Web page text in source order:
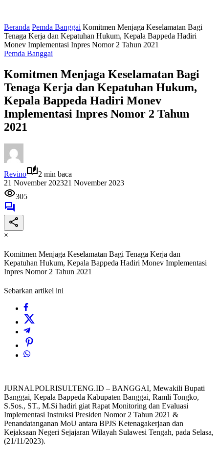
Beranda Pemda Banggai Komitmen Menjaga Keselamatan Bagi
Tenaga Kerja dan Kepatuhan Hukum, Kepala Bappeda Hadiri
Monev Implementasi Inpres Nomor 2 Tahun 2021
Pemda Banggai
Komitmen Menjaga Keselamatan Bagi
Tenaga Kerja dan Kepatuhan Hukum,
Kepala Bappeda Hadiri Monev
Implementasi Inpres Nomor 2 Tahun
2021
Revino
2 min baca
21 November 202321 November 2023
305
×
Komitmen Menjaga Keselamatan Bagi Tenaga Kerja dan
Kepatuhan Hukum, Kepala Bappeda Hadiri Monev Implementasi
Inpres Nomor 2 Tahun 2021
Sebarkan artikel ini
JURNALPOLRISULTENG.ID – BANGGAI, Mewakili Bupati
Banggai, Kepala Bappeda Kabupaten Banggai, Ramli Tongko,
S.Sos., ST., M.Si hadiri giat Rapat Monitoring dan Evaluasi
Implementasi Instruksi Presiden Nomor 2 Tahun 2021 &
Penandatanganan MoU antara BPJS Ketenagakerjaan dan
Kejaksaan Negeri Sejajaran Wilayah Sulawesi Tengah, pada Selasa,
(21/11/2023).